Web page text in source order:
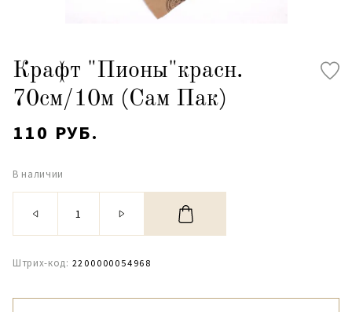
Крафт "Пионы"красн.
70см/10м (Сам Пак)
110 РУБ.
В наличии
Штрих-код: 2200000054968